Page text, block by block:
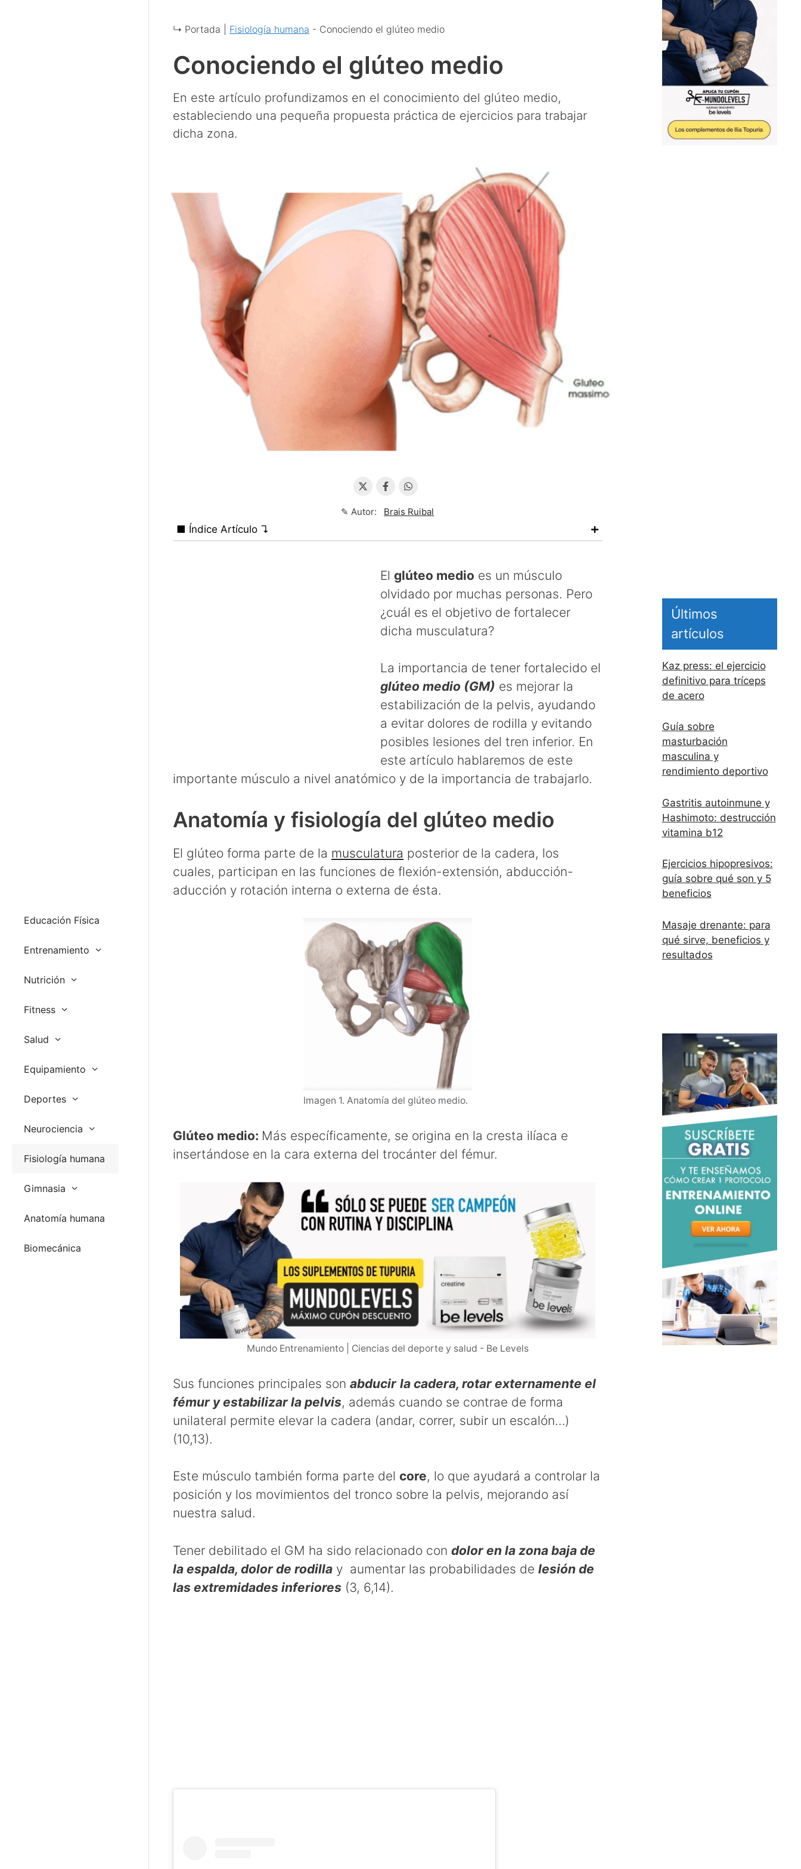
Educación Física
Entrenamiento
Nutrición
Fitness
Salud
Equipamiento
Deportes
Neurociencia
Fisiología humana
Gimnasia
Anatomía humana
Biomecánica
↳ Portada | Fisiología humana - Conociendo el glúteo medio
Conociendo el glúteo medio
En este artículo profundizamos en el conocimiento del glúteo medio,
estableciendo una pequeña propuesta práctica de ejercicios para trabajar
dicha zona.
✎ Autor: Brais Ruibal
■ Índice Artículo ↴
El glúteo medio es un músculo
olvidado por muchas personas. Pero
¿cuál es el objetivo de fortalecer
dicha musculatura?
La importancia de tener fortalecido el
glúteo medio (GM) es mejorar la
estabilización de la pelvis, ayudando
a evitar dolores de rodilla y evitando
posibles lesiones del tren inferior. En
este artículo hablaremos de este
importante músculo a nivel anatómico y de la importancia de trabajarlo.
Anatomía y fisiología del glúteo medio
El glúteo forma parte de la musculatura posterior de la cadera, los
cuales, participan en las funciones de flexión-extensión, abducción-
aducción y rotación interna o externa de ésta.
Imagen 1. Anatomía del glúteo medio.
Glúteo medio: Más específicamente, se origina en la cresta ilíaca e
insertándose en la cara externa del trocánter del fémur.
Mundo Entrenamiento | Ciencias del deporte y salud - Be Levels
Sus funciones principales son abducir la cadera, rotar externamente el
fémur y estabilizar la pelvis, además cuando se contrae de forma
unilateral permite elevar la cadera (andar, correr, subir un escalón…)
(10,13).
Este músculo también forma parte del core, lo que ayudará a controlar la
posición y los movimientos del tronco sobre la pelvis, mejorando así
nuestra salud.
Tener debilitado el GM ha sido relacionado con dolor en la zona baja de
la espalda, dolor de rodilla y aumentar las probabilidades de lesión de
las extremidades inferiores (3, 6,14).
Últimos
artículos
Kaz press: el ejercicio
definitivo para tríceps
de acero
Guía sobre
masturbación
masculina y
rendimiento deportivo
Gastritis autoinmune y
Hashimoto: destrucción
vitamina b12
Ejercicios hipopresivos:
guía sobre qué son y 5
beneficios
Masaje drenante: para
qué sirve, beneficios y
resultados